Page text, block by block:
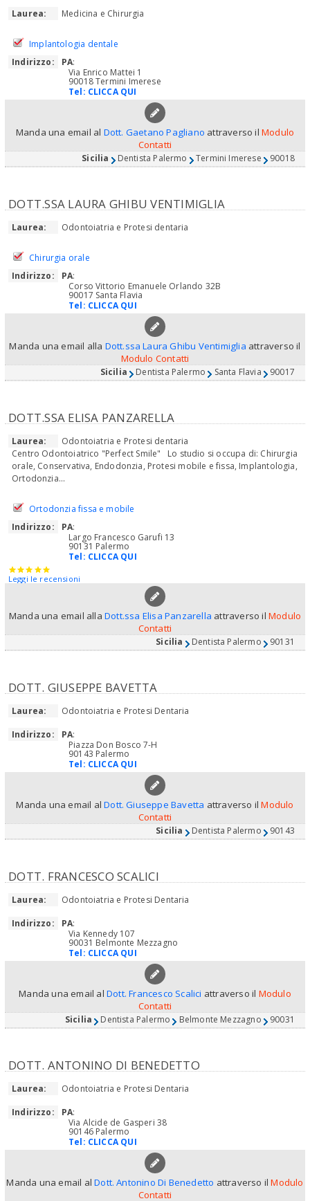
Laurea: Medicina e Chirurgia
Implantologia dentale
Indirizzo:
PA:
Via Enrico Mattei 1
90018 Termini Imerese
Tel: CLICCA QUI
Manda una email al Dott. Gaetano Pagliano attraverso il Modulo
Contatti
Sicilia Dentista Palermo Termini Imerese 90018
DOTT.SSA LAURA GHIBU VENTIMIGLIA
Laurea: Odontoiatria e Protesi dentaria
Chirurgia orale
Indirizzo:
PA:
Corso Vittorio Emanuele Orlando 32B
90017 Santa Flavia
Tel: CLICCA QUI
Manda una email alla Dott.ssa Laura Ghibu Ventimiglia attraverso il
Modulo Contatti
Sicilia Dentista Palermo Santa Flavia 90017
DOTT.SSA ELISA PANZARELLA
Laurea:
Odontoiatria e Protesi dentaria
Centro Odontoiatrico "Perfect Smile" Lo studio si occupa di: Chirurgia
orale, Conservativa, Endodonzia, Protesi mobile e fissa, Implantologia,
Ortodonzia...
Ortodonzia fissa e mobile
Indirizzo:
PA:
Largo Francesco Garufi 13
90131 Palermo
Tel: CLICCA QUI
Leggi le recensioni
Manda una email allaDott.ssa Elisa Panzarella attraverso il Modulo
Contatti
Sicilia Dentista Palermo 90131
DOTT. GIUSEPPE BAVETTA
Laurea:
Odontoiatria e Protesi Dentaria
Indirizzo:
PA:
Piazza Don Bosco 7-H
90143 Palermo
Tel: CLICCA QUI
Manda una email alDott. Giuseppe Bavetta attraverso ilModulo
Contatti
Sicilia Dentista Palermo 90143
DOTT. FRANCESCO SCALICI
Laurea:
Odontoiatria e Protesi Dentaria
Indirizzo:
PA:
Via Kennedy 107
90031 Belmonte Mezzagno
Tel: CLICCA QUI
Manda una email al Dott. Francesco Scalici attraverso il Modulo
Contatti
Sicilia Dentista Palermo Belmonte Mezzagno 90031
DOTT. ANTONINO DI BENEDETTO
Laurea:
Odontoiatria e Protesi Dentaria
Indirizzo:
PA:
Via Alcide de Gasperi 38
90146 Palermo
Tel: CLICCA QUI
Manda una email alDott. Antonino Di Benedetto attraverso ilModulo
Contatti